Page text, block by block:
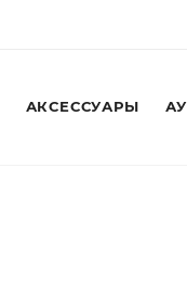
АКСЕССУАРЫ